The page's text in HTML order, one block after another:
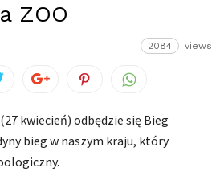
ZOO
2084 views
kwiecień) odbędzie się Bieg
bieg w naszym kraju, który